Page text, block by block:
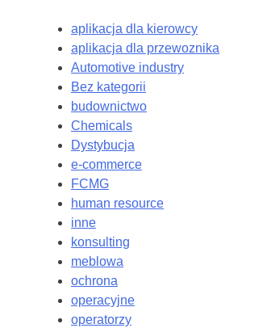
aplikacja dla kierowcy
aplikacja dla przewoznika
Automotive industry
Bez kategorii
budownictwo
Chemicals
Dystybucja
e-commerce
FCMG
human resource
inne
konsulting
meblowa
ochrona
operacyjne
operatorzy